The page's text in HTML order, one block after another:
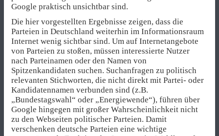
Google praktisch unsichtbar sind.
Die hier vorgestellten Ergebnisse zeigen, dass die
Parteien in Deutschland weiterhin im Informationsraum
Internet wenig sichtbar sind. Um auf Internetangebote
von Parteien zu stoßen, müssen interessierte Nutzer
nach Parteinamen oder den Namen von
Spitzenkandidaten suchen. Suchanfragen zu politisch
relevanten Stichworten, die nicht direkt mit Partei- oder
Kandidatennamen verbunden sind (z.B.
„Bundestagswahl“ oder „Energiewende“), führen über
Google hingegen mit großer Wahrscheinlichkeit nicht
zu den Webseiten politischer Parteien. Damit
verschenken deutsche Parteien eine wichtige